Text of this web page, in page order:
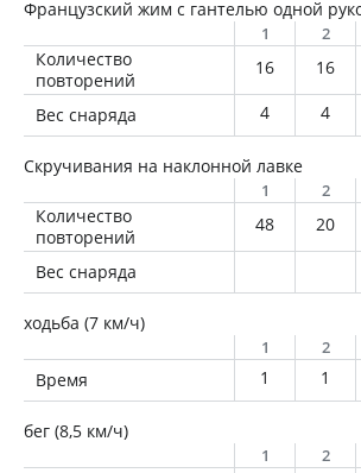
Французский жим с гантелью одной
1 2
Количество
повторений
16 16
Вес снаряда
4 4
Скручивания на наклонной лавке
1 2
Количество
повторений
48 20
Вес снаряда
ходьба (7 км/ч)
1 2
Время 1 1
бег (8,5 км/ч)
1 2